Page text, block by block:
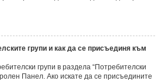
групи и как да се присъединя към
групи в раздела “Потребителски
Панел. Ако искате да се присъедините